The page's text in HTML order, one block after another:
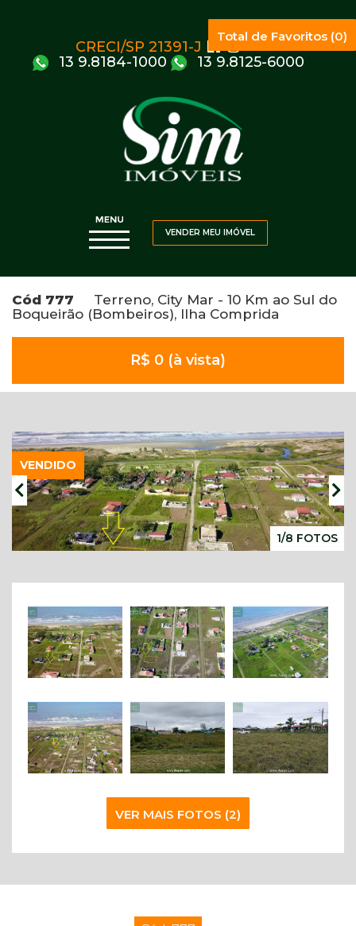
CRECI/SP 21391-J
13 9.8184-1000
13 9.8125-6000
Total de Favoritos (0)
VENDER MEU IMÓVEL
Cód 777 Terreno, City Mar - 10 Km ao Sul do
Boqueirão (Bombeiros), Ilha Comprida
R$ 0 (à vista)
VENDIDO
1/8 FOTOS
VER MAIS FOTOS (2)